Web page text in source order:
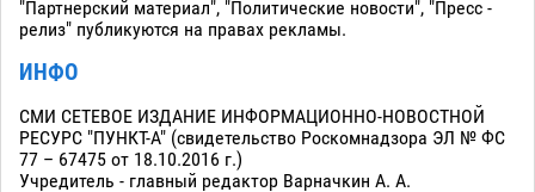
"Партнерский материал", "Политические новости", "Пресс -
релиз" публикуются на правах рекламы.
ИНФО
СМИ СЕТЕВОЕ ИЗДАНИЕ ИНФОРМАЦИОННО-НОВОСТНОЙ
РЕСУРС "ПУНКТ-А" (свидетельство Роскомнадзора ЭЛ № ФС
77 – 67475 от 18.10.2016 г.)
Учредитель - главный редактор Варначкин А. А.